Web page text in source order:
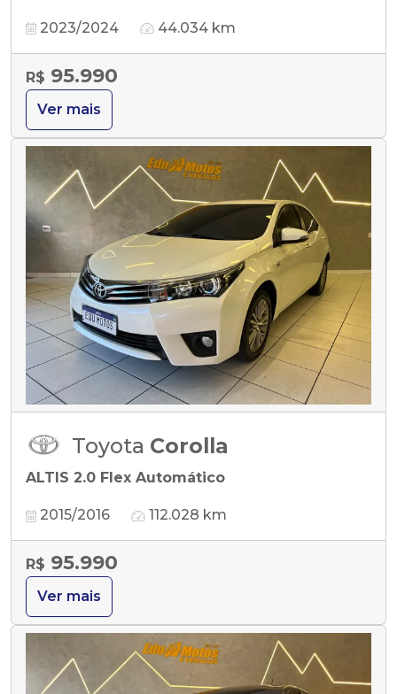
2023/2024 44.034 km
R$ 95.990
Ver mais
Toyota Corolla
ALTIS 2.0 Flex Automático
2015/2016 112.028 km
R$ 95.990
Ver mais